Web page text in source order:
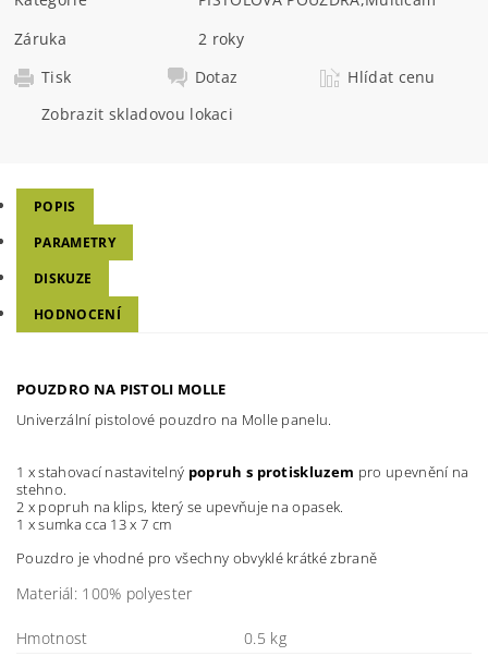
Záruka
2 roky
Tisk
Dotaz
Hlídat cenu
Zobrazit skladovou lokaci
POPIS
PARAMETRY
DISKUZE
HODNOCENÍ
POUZDRO NA PISTOLI MOLLE
Univerzální pistolové pouzdro na Molle panelu.
1 x stahovací nastavitelný popruh s protiskluzem pro upevnění na
stehno.
2 x popruh na klips, který se upevňuje na opasek.
1 x sumka cca 13 x 7 cm
Pouzdro je vhodné pro všechny obvyklé krátké zbraně
Materiál: 100% polyester
Hmotnost
0.5 kg